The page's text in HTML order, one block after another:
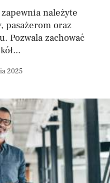
należyte
pasażerom oraz
Pozwala zachować
2025